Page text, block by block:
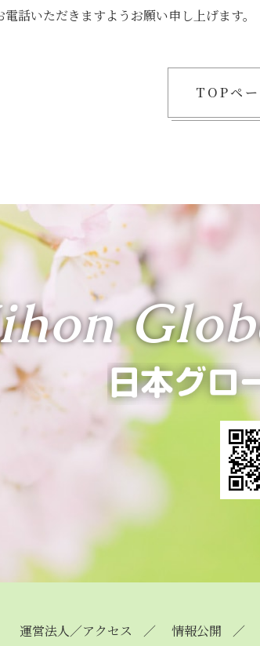
話いただきますようお願い申し上げます。
TOPペ
運営法人／アクセス 情報公開